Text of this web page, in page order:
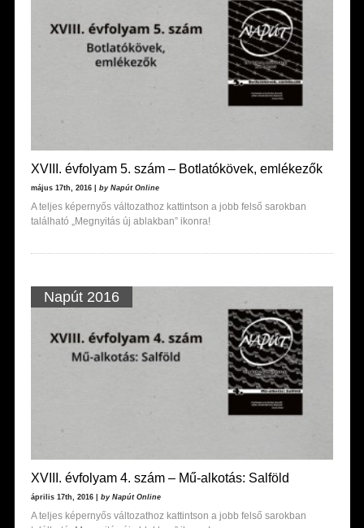
XVIII. évfolyam 5. szám – Botlatókövek, emlékezők
május 17th, 2016 | by Napút Online
A teljes képernyős változathoz kattintson a jobb felső sarokban
található „Megnyitás új ablakban” ikonra!
Napút 2016
XVIII. évfolyam 4. szám – Mű-alkotás: Salföld
április 17th, 2016 | by Napút Online
A teljes képernyős változathoz kattintson a jobb felső sarokban